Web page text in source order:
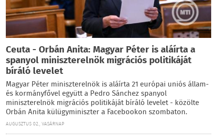
Ceuta - Orbán Anita: Magyar Péter is aláírta a
spanyol miniszterelnök migrációs politikáját
bíráló levelet
Magyar Péter miniszterelnök is aláírta 21 európai uniós állam-
és kormányfővel együtt a Pedro Sánchez spanyol
miniszterelnök migrációs politikáját bíráló levelet - közölte
Orbán Anita külügyminiszter a Facebookon szombaton.
AUGUSZTUS 02., VASÁRNAP